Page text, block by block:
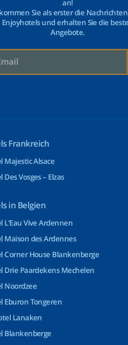
an!
Sie als erster die
Enjoyhotels und erhalten Sie die
Angebote.
Frankreich
Majestic Alsace
Vosges – Elzas
in Belgien
L’Eau Vive Ardennen
Maison des Ardennes
Corner House Blankenberge
Drie Paardekens Mechelen
Noordzee
Eburon Tongeren
Lanaken
Blankenberge